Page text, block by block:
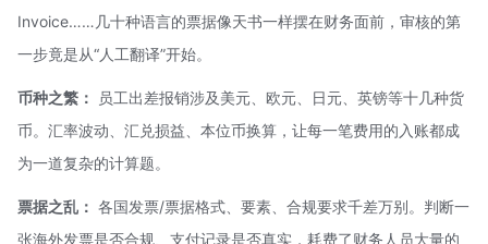
Invoice……几十种语言的票据像天书一样摆在财务面前，审核的第
一步竟是从“人工翻译”开始。
币种之繁：
员工出差报销涉及美元、欧元、日元、英镑等十几种货
币。汇率波动、汇兑损益、本位币换算，让每一笔费用的入账都成
为一道复杂的计算题。
票据之乱： 各国发票/票据格式、要素、合规要求千差万别。判断一
张海外发票是否合规、支付记录是否真实，耗费了财务人员大量的